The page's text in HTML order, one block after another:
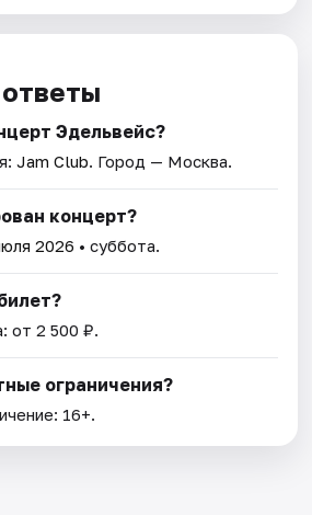
Эдельвейс?
Jam Club. Город — Москва.
концерт?
2026 • суббота.
от 2 500 ₽.
ограничения?
16+.